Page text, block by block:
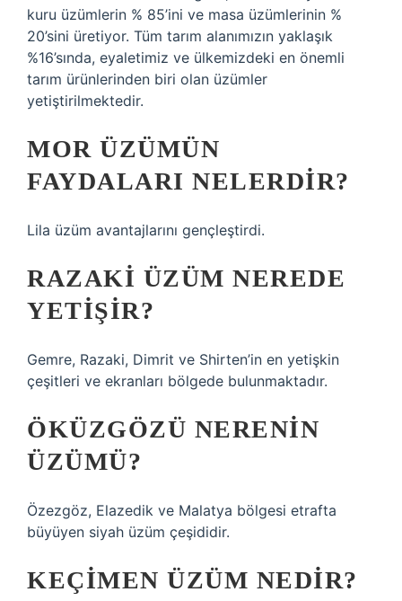
kuru üzümlerin % 85’ini ve masa üzümlerinin %
20’sini üretiyor. Tüm tarım alanımızın yaklaşık
%16’sında, eyaletimiz ve ülkemizdeki en önemli
tarım ürünlerinden biri olan üzümler
yetiştirilmektedir.
MOR ÜZÜMÜN
FAYDALARI NELERDIR?
Lila üzüm avantajlarını gençleştirdi.
RAZAKI ÜZÜM NEREDE
YETIŞIR?
Gemre, Razaki, Dimrit ve Shirten’in en yetişkin
çeşitleri ve ekranları bölgede bulunmaktadır.
ÖKÜZGÖZÜ NERENIN
ÜZÜMÜ?
Özezgöz, Elazedik ve Malatya bölgesi etrafta
büyüyen siyah üzüm çeşididir.
KEÇIMEN ÜZÜM NEDIR?